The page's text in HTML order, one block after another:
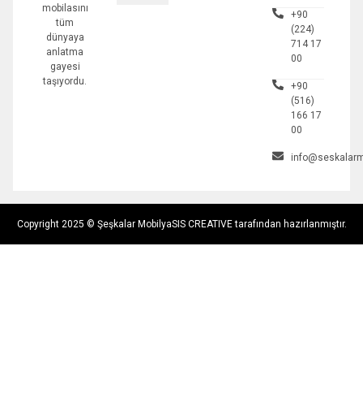
mobilasını
tüm
dünyaya
anlatma
gayesi
taşıyordu.
+90
(224)
714 17
00
+90
(516)
166 17
00
Copyright 2025 © Şeşkalar MobilyaSIS CREATIVE tarafından hazırlanmıştır.